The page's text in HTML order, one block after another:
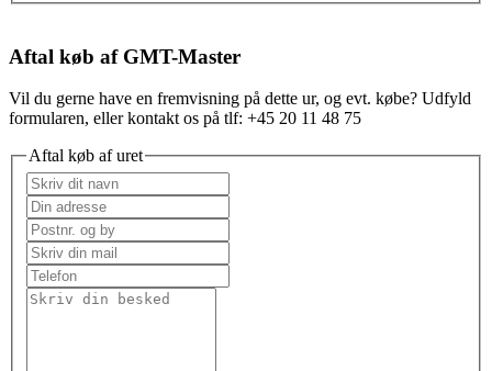
Aftal køb af GMT-Master
Vil du gerne have en fremvisning på dette ur, og evt. købe? Udfyld
formularen, eller kontakt os på tlf: +45 20 11 48 75
Aftal køb af uret